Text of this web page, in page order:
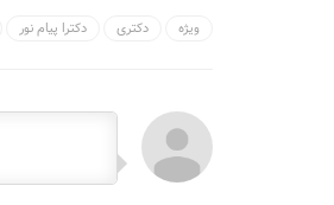
ویژه دکتری دکترا پیام نور